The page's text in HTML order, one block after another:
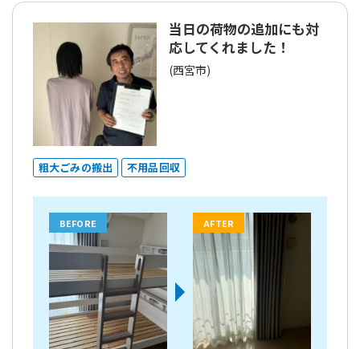
当日の荷物の追加にも対
応してくれました！
(西宮市)
粗大ごみの搬出 不用品回収
BEFORE AFTER